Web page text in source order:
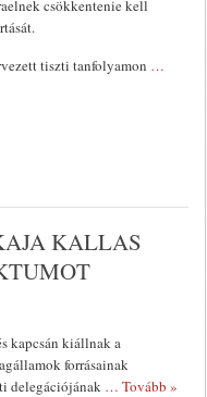
csökkentenie kell
tiszti tanfolyamon …
KALLAS
kapcsán kiállnak a
forrásainak
delegációjának … Tovább »